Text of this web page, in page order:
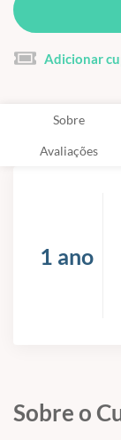
Adicionar
Sobre
Avaliações
1 ano
Sobre o